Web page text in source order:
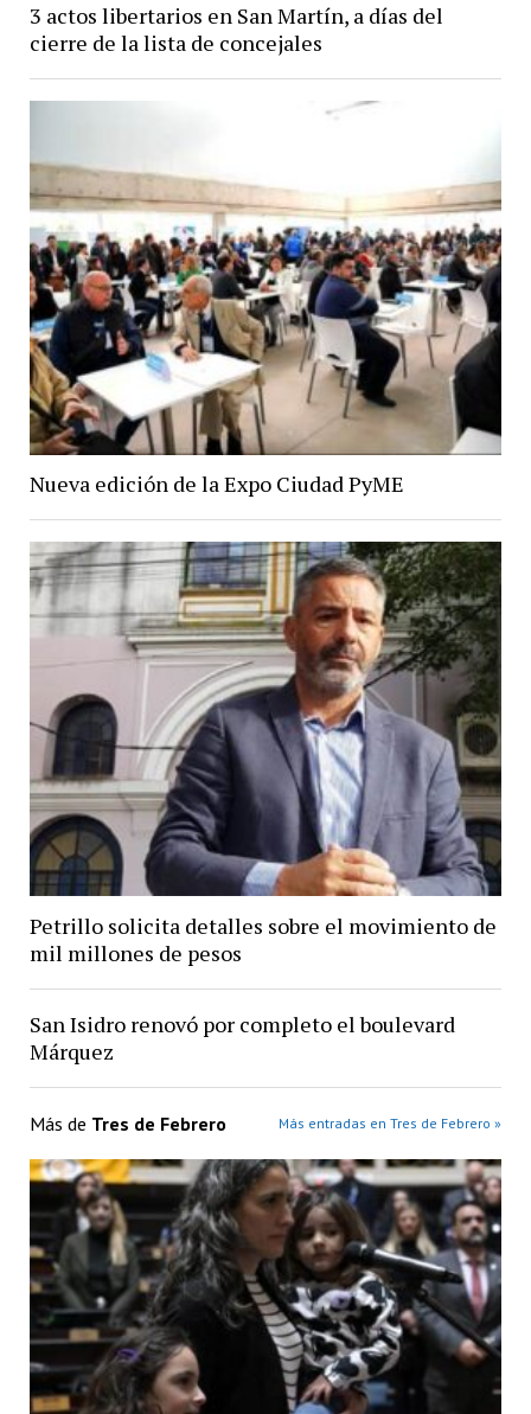
3 actos libertarios en San Martín, a días del
cierre de la lista de concejales
Nueva edición de la Expo Ciudad PyME
Petrillo solicita detalles sobre el movimiento de
mil millones de pesos
San Isidro renovó por completo el boulevard
Márquez
Más de Tres de Febrero Más entradas en Tres de Febrero »